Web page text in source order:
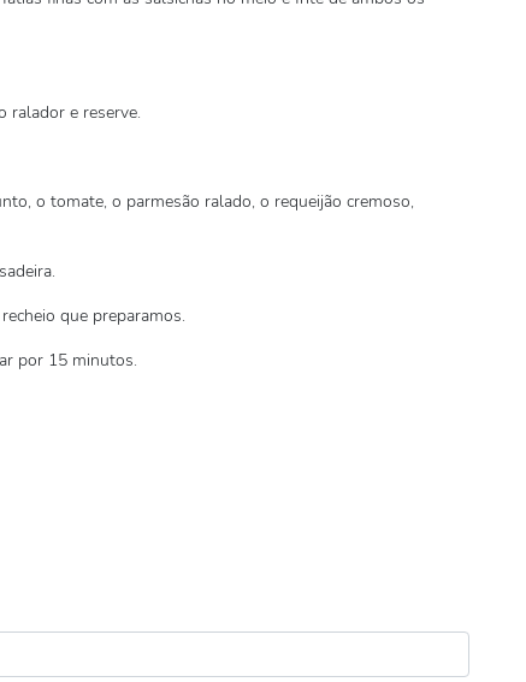
ralador e reserve.
o tomate, o parmesão ralado, o requeijão cremoso,
que preparamos.
por 15 minutos.